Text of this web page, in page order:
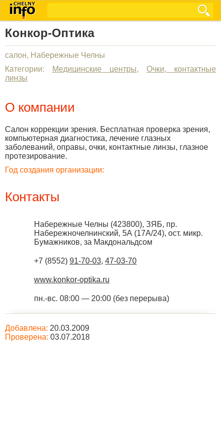
Конкор-Оптика
салон, Набережные Челны
Категории:
Медицинские центры, Очки, контактные
линзы
О компании
Салон коррекции зрения. Бесплатная проверка зрения,
компьютерная диагностика, лечение глазных
заболеваний, оправы, очки, контактные линзы, глазное
протезирование.
Год создания организации:
Контакты
Набережные Челны (423800), ЗЯБ, пр.
Набережночелнинский, 5А (17А/24), ост. микр.
Бумажников, за Макдональдсом
+7 (8552) 91-70-03, 47-03-70
www.konkor-optika.ru
пн.-вс. 08:00 — 20:00 (без перерыва)
Добавлена: 20.03.2009
Проверена: 03.07.2018